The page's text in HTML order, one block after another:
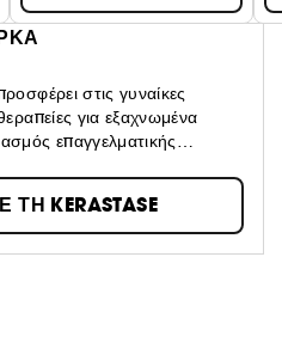
στις γυναίκες
για εξαχνωμένα
επαγγελματικής
το καλύτερο της L'Oréal
σε κάθε γυναίκα να
πρωτόκολλο θεραπείας
εμπειρία και θα
μαλλιών της.
KERASTASE